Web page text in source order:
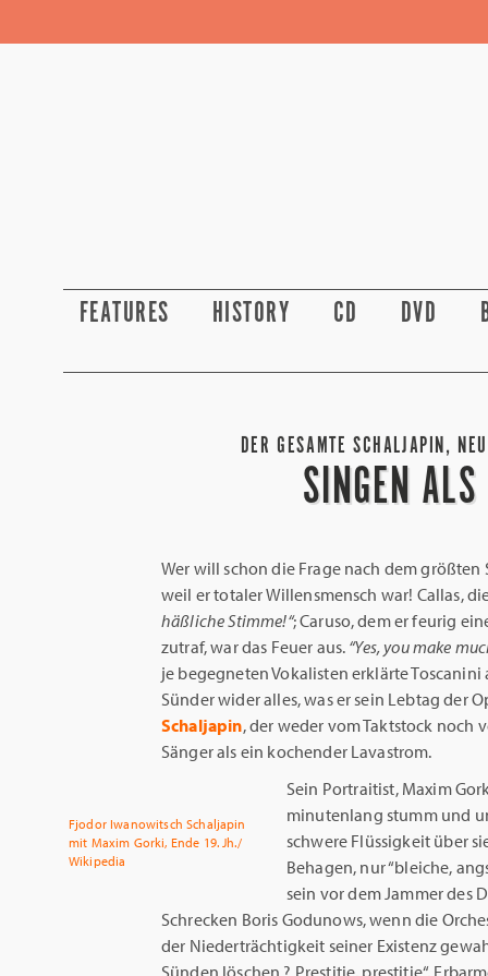
FEATURES HISTORY CD DVD
DER GESAMTE SCHALJAPIN,
SINGEN
Wer will schon die Frage nach dem
weil er totaler Willensmensch war! Callas,
häßliche Stimme!“; Caruso, dem er feurig
zutraf, war das Feuer aus. “Yes, you make
je begegneten Vokalisten erklärte
Sünder wider alles, was er sein Lebtag der
Schaljapin, der weder vom Taktstock noch
Sänger als ein kochender Lavastrom.
Fjodor Iwanowitsch Schaljapin
mit Maxim Gorki, Ende 19. Jh./
Wikipedia
Sein Portraitist, Maxim
minutenlang stumm und
schwere Flüssigkeit über
Behagen, nur “bleiche,
sein vor dem Jammer des
Schrecken Boris Godunows, wenn die
der Niederträchtigkeit seiner Existenz
Sünden löschen ? Prestitie, prestitie“,